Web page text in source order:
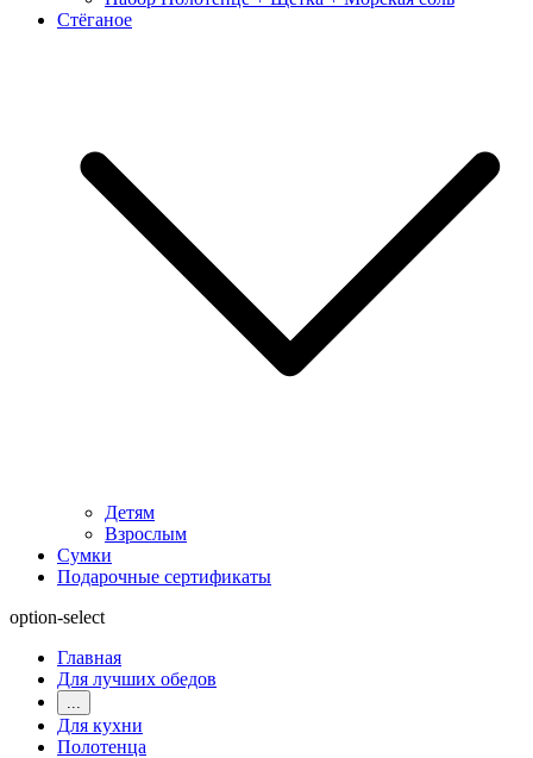
Стёганое
Детям
Взрослым
Сумки
Подарочные сертификаты
option-select
Главная
Для лучших обедов
Для кухни
Полотенца